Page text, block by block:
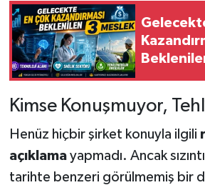
Kimse Konuşmuyor,
Henüz hiçbir şirket konuyla ilgili
açıklamayapmadı. Ancak
tarihte benzeri görülmemiş bir